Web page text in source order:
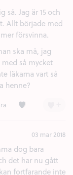
så. Jag är 15 och
Allt började med
försvinna.
ska må, jag
så mycket
läkarna vart så
henne?
Kärlek (3)
03 mar 2018
dog bara
det har nu gått
fortfarande inte